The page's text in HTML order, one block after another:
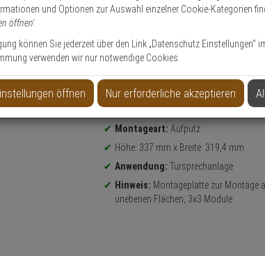
Produktinformationen
Zubehörartikel, Montageplatte -
Montageart: Aufputz
Höhe: 337 mm x Breite: 319,4 mm
Anwendung: Türsprechanlage
Hinweis: Montageplatte zur Montage
unebenen Flächen, 3x3 Module
und Optionen zur Auswahl einzelner Cookie-Kategorien
öffnen'.
können Sie jederzeit über den Link „Datenschutz Einstellungen“
verwenden wir nur notwendige Cookies.
öffnen Nur erforderliche akzeptieren